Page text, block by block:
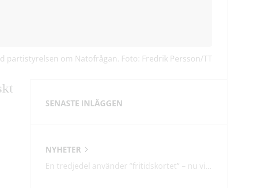
om Natofrågan. Foto: Fredrik Persson/TT
SENASTE INLÄGGEN
NYHETER
En tredjedel använder ”fritidskortet” – nu vill regeringen utveckla det